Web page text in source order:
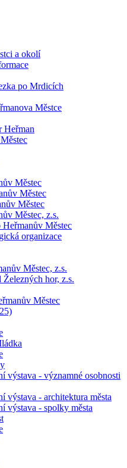
a okolí
po Mrdicích
Městce
Heřman
Městec
Městec
Městec
Městec, z.s.
Městec
organizace
Městec, z.s.
Železných hor, z.s.
Městec
výstava - významné osobnosti
výstava - architektura města
výstava - spolky města